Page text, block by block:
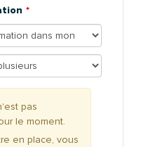
pas
le moment.
en place, vous